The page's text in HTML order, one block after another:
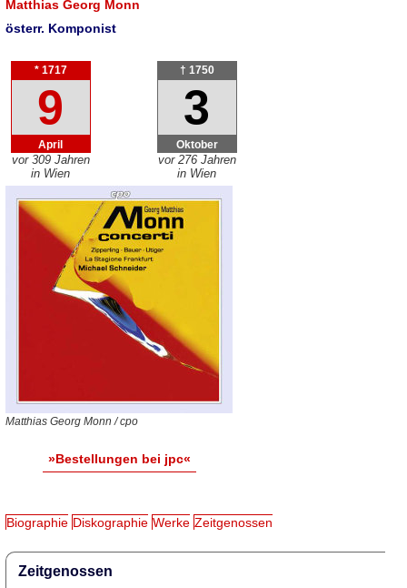
Matthias Georg Monn
österr. Komponist
* 1717
9
April
vor 309 Jahren
in Wien
† 1750
3
Oktober
vor 276 Jahren
in Wien
Matthias Georg Monn / cpo
»Bestellungen bei jpc«
Biographie Diskographie Werke Zeitgenossen
Zeitgenossen